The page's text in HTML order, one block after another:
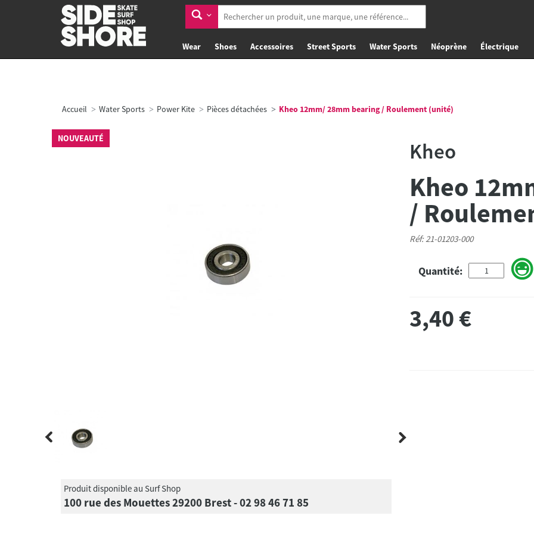
Wear Shoes Accessoires Street Sports Water Sports Néoprène Électrique
Accueil Water Sports Power Kite Pièces détachées Kheo 12mm/ 28mm bearing / Roulement (unité)
NOUVEAUTÉ
Produit disponible au Surf Shop
100 rue des Mouettes 29200 Brest - 02 98 46 71 85
Kheo
Kheo
/
Réf: 21-01203-000
Quantité:
3,40€